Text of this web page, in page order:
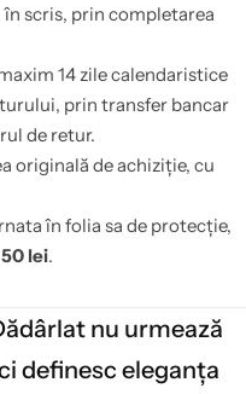
scris, prin completarea
14 zile calendaristice
prin transfer bancar
de retur.
originală de achiziție, cu
în folia sa de protecție,
50 lei.
nu urmează
definesc eleganța